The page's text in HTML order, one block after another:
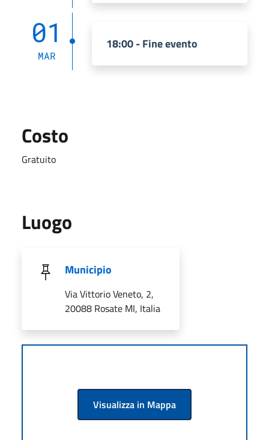
01
MAR
18:00 - Fine evento
Costo
Gratuito
Luogo
Municipio
Via Vittorio Veneto, 2,
20088 Rosate MI, Italia
Visualizza in Mappa